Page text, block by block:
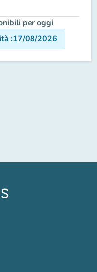
per oggi
:17/08/2026